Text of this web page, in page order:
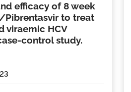
efficacy of 8 week
Pibrentasvir to treat
viraemic HCV
control study.